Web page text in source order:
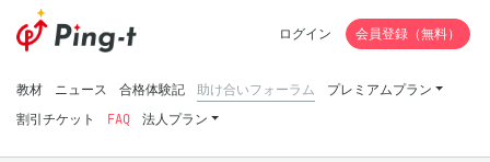
教材 ニュース 合格体験記 助け合いフォーラム
プレミアムプラン
割引チケット
FAQ 法人プラン
ログイン 会員登録（無料）